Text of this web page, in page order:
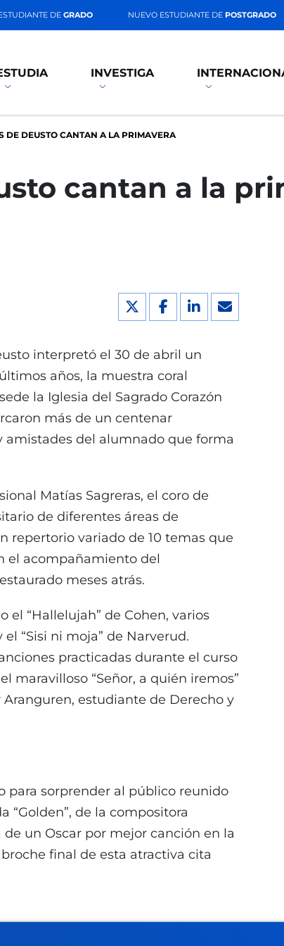
DEGRADO NUEVO ESTUDIANTE DE POSTGRADO
INVESTIGA
DE DEUSTO CANTAN A LA PRIMAVERA
cantan a la
interpretó el 30 de abril un
años, la muestra coral
la Iglesia del Sagrado Corazón
más de un centenar
amistades del alumnado que forma
Matías Sagreras, el coro de
de diferentes áreas de
repertorio variado de 10 temas que
el acompañamiento del
meses atrás.
el “Hallelujah” de Cohen, varios
“Sisi ni moja” de Narverud.
practicadas durante el curso
maravilloso “Señor, a quién iremos”
estudiante de Derecho y
para sorprender al público reunido
“Golden”, de la compositora
un Oscar por mejor canción en la
final de esta atractiva cita